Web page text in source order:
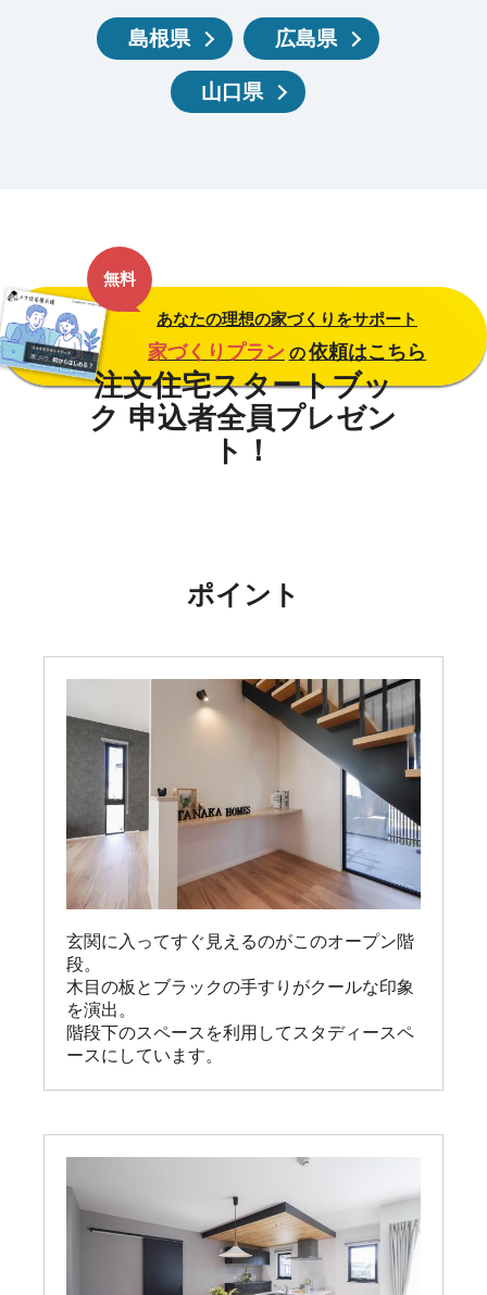
島根県 広島県
山口県
無料
あなたの理想の家づくりをサポート
家づくりプラン の 依頼はこちら
ポイント
玄関に入ってすぐ見えるのがこのオープン階
段。
木目の板とブラックの手すりがクールな印象
を演出。
階段下のスペースを利用してスタディースペ
ースにしています。